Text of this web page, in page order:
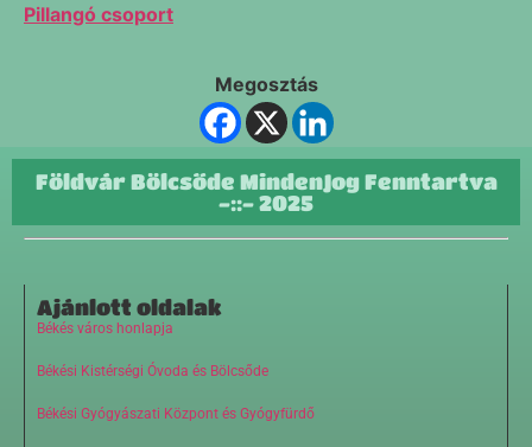
Pillangó csoport
Megosztás
Földvár Bölcsőde MindenJog Fenntartva
-::- 2025
Ajánlott oldalak
Békés város honlapja
Békési Kistérségi Óvoda és Bölcsőde
Békési Gyógyászati Központ és Gyógyfürdő